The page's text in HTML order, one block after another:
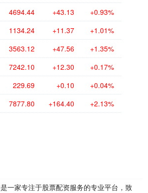
4694.44 +43.13 +0.93%
1134.24 +11.37 +1.01%
3563.12 +47.56 +1.35%
7242.10 +12.30 +0.17%
229.69 +0.10 +0.04%
7877.80 +164.40 +2.13%
一家专注于股票配资服务的专业平台，致